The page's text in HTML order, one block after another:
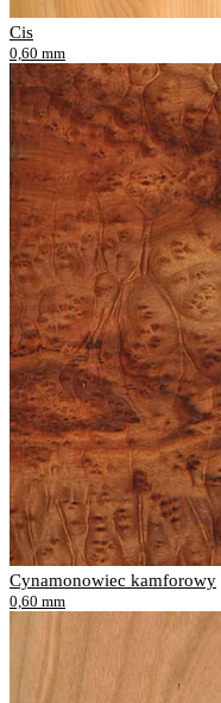
Cis
0,60 mm
Cynamonowiec kamforowy
0,60 mm